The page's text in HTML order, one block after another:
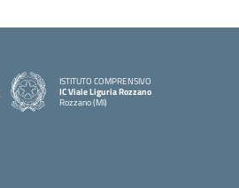
ISTITUTO COMPRENSIVO
IC Viale Liguria Rozzano
Rozzano (MI)